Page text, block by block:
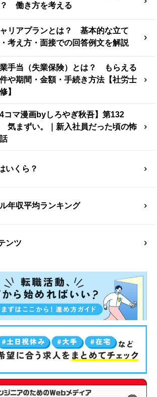
働き方を考える
リアプランとは？ 基本的な立て
考え方・面接での回答例文を解説
手当（失業保険）とは？ もらえる
や期間・金額・手続き方法【社労士
】
4コマ漫画byしろやぎ秋吾】第132
気まずい。｜新入社員だった頃の怖
いくら？
年収平均ランキング
ンツ